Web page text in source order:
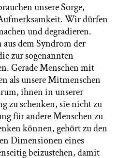
unsere Sorge,
Wir dürfen
und degradieren.
dem Syndrom der
zur sogenannten
Gerade Menschen mit
als unsere Mitmenschen
ihnen in unserer
zu schenken, sie nicht zu
für andere Menschen zu
können, gehört zu den
Dimensionen eines
beizustehen, damit